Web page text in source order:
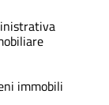
immobili